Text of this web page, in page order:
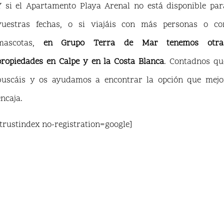
si el Apartamento Playa Arenal no está disponible
fechas, o si viajáis con más personas o
en Grupo Terra de Mar tenemos
en Calpe y en la Costa Blanca. Contadnos
y os ayudamos a encontrar la opción que
no-registration=google]